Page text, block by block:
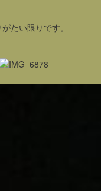
たい限りです。